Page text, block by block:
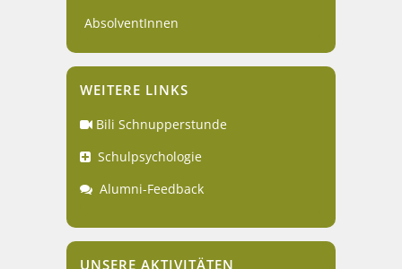
AbsolventInnen
WEITERE LINKS
Bili Schnupperstunde
Schulpsychologie
Alumni-Feedback
UNSERE AKTIVITÄTEN